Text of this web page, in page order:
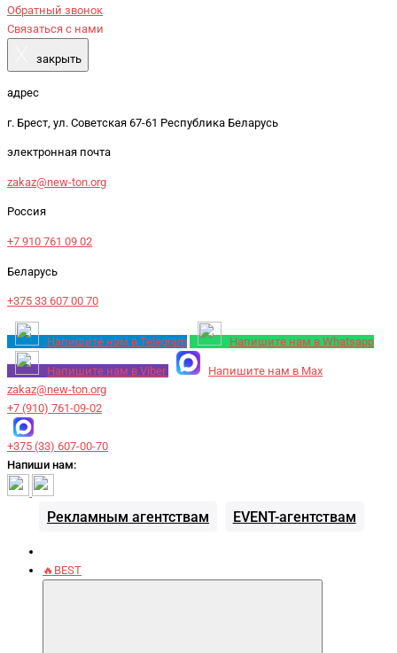
Обратный звонок
Связаться с нами
закрыть
адрес
г. Брест, ул. Советская 67-61 Республика Беларусь
электронная почта
zakaz@new-ton.org
Россия
+7 910 761 09 02
Беларусь
+375 33 607 00 70
Напишите нам в Telegram Напишите нам в Whatsapp
Напишите нам в Viber
Напишите нам в Max
zakaz@new-ton.org
+7 (910) 761-09-02
+375 (33) 607-00-70
Напиши нам:
Рекламным агентствам EVENT-агентствам
🔥BEST